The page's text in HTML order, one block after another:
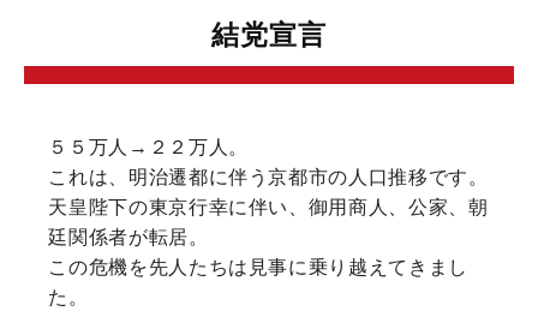
結党宣言
５５万人→２２万人。
これは、明治遷都に伴う京都市の人口推移です。
天皇陛下の東京行幸に伴い、御用商人、公家、朝
廷関係者が転居。
この危機を先人たちは見事に乗り越えてきまし
た。